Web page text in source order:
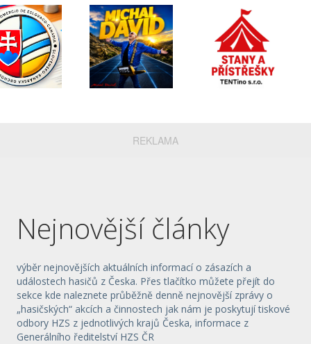
REKLAMA
Nejnovější články
výběr nejnovějších aktuálních informací o zásazích a
událostech hasičů z Česka. Přes tlačítko můžete přejít do
sekce kde naleznete průběžně denně nejnovější zprávy o
„hasičských“ akcích a činnostech jak nám je poskytují tiskové
odbory HZS z jednotlivých krajů Česka, informace z
Generálního ředitelství HZS ČR